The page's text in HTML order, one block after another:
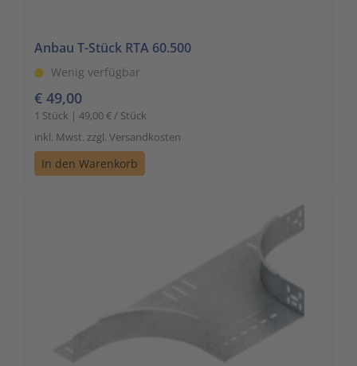
Anbau T-Stück RTA 60.500
Wenig verfügbar
€ 49,00
1 Stück | 49,00 € / Stück
inkl. Mwst. zzgl. Versandkosten
In den Warenkorb